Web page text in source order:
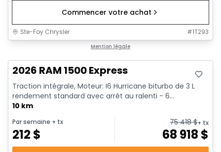
Commencer votre achat
Ste-Foy Chrysler #1T293
Mention légale
2026 RAM 1500 Express
Traction intégrale, Moteur: I6 Hurricane biturbo de 3 L
rendement standard avec arrêt au ralenti - 6...
10 km
Par semaine + tx
212 $
75 418$+ tx
68 918 $